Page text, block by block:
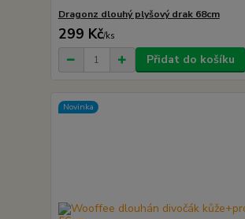
Dragonz dlouhý plyšový drak 68cm
299 Kč/ks
Přidat do košíku
Novinka